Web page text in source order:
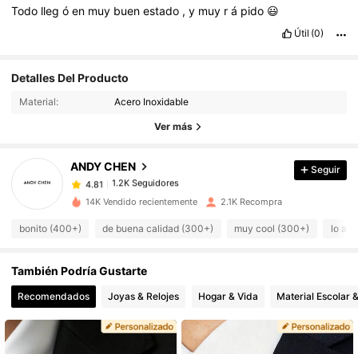
Todo llegóen muy buenestado ,y muy rá pido 😃
Útil (0)
Detalles Del Producto
Material: Acero Inoxidable
Ver más
ANDY CHEN
4.81 1.2K Seguidores
1.2K Seguidores
1.2K Seguidores
1.2K Seguidores
n***a
seguido
4.81 1.2K Seguidores
4.81 1.2K Seguidores
4.81 1.2K Seguidores
4.81 1.2K Seguidores
1.2K Seguidores
Seguir
14K Vendido recientemente 2.1K Recompra
bonito (400+) de buena calidad (300+) muy cool (300+) lo
También Podría Gustarte
Recomendados Joyas & Relojes Hogar & Vida Material Escolar